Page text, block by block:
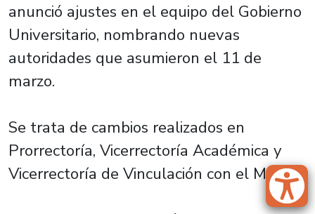
anunció ajustes en el equipo del Gobierno
Universitario, nombrando nuevas
autoridades que asumieron el 11 de
marzo.
Se trata de cambios realizados en
Prorrectoría, Vicerrectoría Académica y
Vicerrectoría de Vinculación con el Medio.